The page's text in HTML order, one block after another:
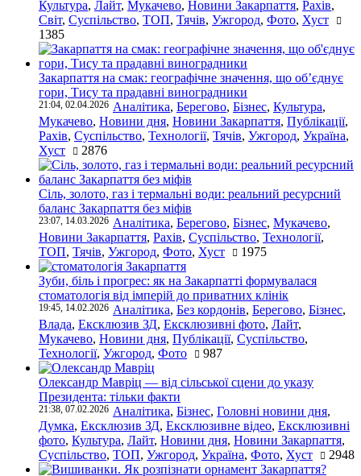
Культура, Лайт, Мукачево, Новини Закарпаття, Рахів,
Світ, Суспільство, ТОП, Тячів, Ужгород, Фото, Хуст
1385
Закарпаття на смак: географічне значення, що об’єднує
гори, Тису та прадавні виноградники
21:04, 02.04.2026 Аналітика, Берегово, Бізнес, Культура,
Мукачево, Новини дня, Новини Закарпаття, Публікації,
Рахів, Суспільство, Технології, Тячів, Ужгород, Україна,
Хуст
2876
Сіль, золото, газ і термальні води: реальний ресурсний
баланс Закарпаття без міфів
23:07, 14.03.2026 Аналітика, Берегово, Бізнес, Мукачево,
Новини Закарпаття, Рахів, Суспільство, Технології,
ТОП, Тячів, Ужгород, Фото, Хуст 1975
Зуби, біль і прогрес: як на Закарпатті формувалася
стоматологія від імперій до приватних клінік
19:45, 14.02.2026 Аналітика, Без кордонів, Берегово, Бізнес,
Влада, Ексклюзив ЗД, Ексклюзивні фото, Лайт,
Мукачево, Новини дня, Публікації, Суспільство,
Технології, Ужгород, Фото 987
Олександр Мавріц — від сільської сцени до указу
Президента: тільки факти
21:38, 07.02.2026 Аналітика, Бізнес, Головні новини дня,
Думка, Ексклюзив ЗД, Ексклюзивне відео, Ексклюзивні
фото, Культура, Лайт, Новини дня, Новини Закарпаття,
Суспільство, ТОП, Ужгород, Україна, Фото, Хуст 2948